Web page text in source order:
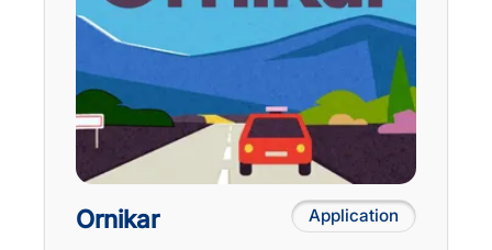
Ornikar Application